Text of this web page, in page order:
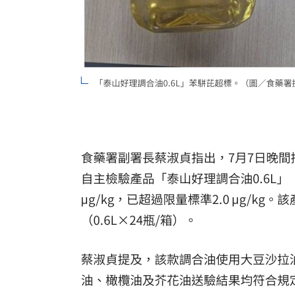
「泰山好理調合油0.6L」苯駢芘超標。（圖／食藥署
食藥署副署長蔡淑貞指出，7月7日晚
自主檢驗產品「泰山好理調合油0.6L
μg/kg，已超過限量標準2.0 μg/kg。該
（0.6L×24瓶/箱）。
蔡淑貞提及，該款調合油使用大豆沙
油、橄欖油及芥花油送驗結果均符合